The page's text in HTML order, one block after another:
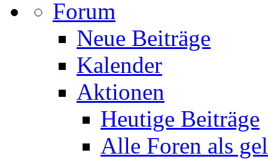
Forum
Neue Beiträge
Kalender
Aktionen
Heutige Beiträge
Alle Foren als